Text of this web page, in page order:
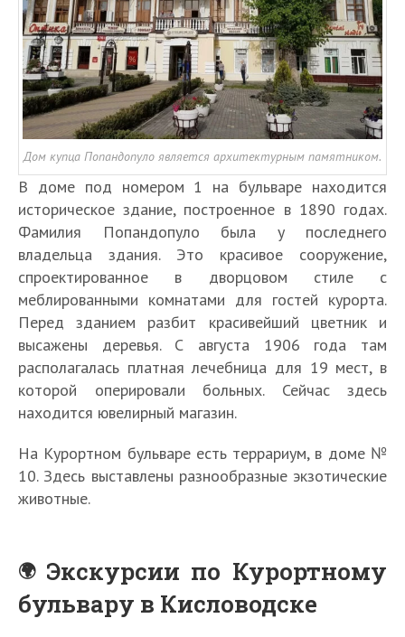
Дом купца Попандопуло является архитектурным памятником.
В доме под номером 1 на бульваре находится
историческое здание, построенное в 1890 годах.
Фамилия Попандопуло была у последнего
владельца здания. Это красивое сооружение,
спроектированное в дворцовом стиле с
меблированными комнатами для гостей курорта.
Перед зданием разбит красивейший цветник и
высажены деревья. С августа 1906 года там
располагалась платная лечебница для 19 мест, в
которой оперировали больных. Сейчас здесь
находится ювелирный магазин.
На Курортном бульваре есть террариум, в доме №
10. Здесь выставлены разнообразные экзотические
животные.
Экскурсии по Курортному
бульвару в Кисловодске